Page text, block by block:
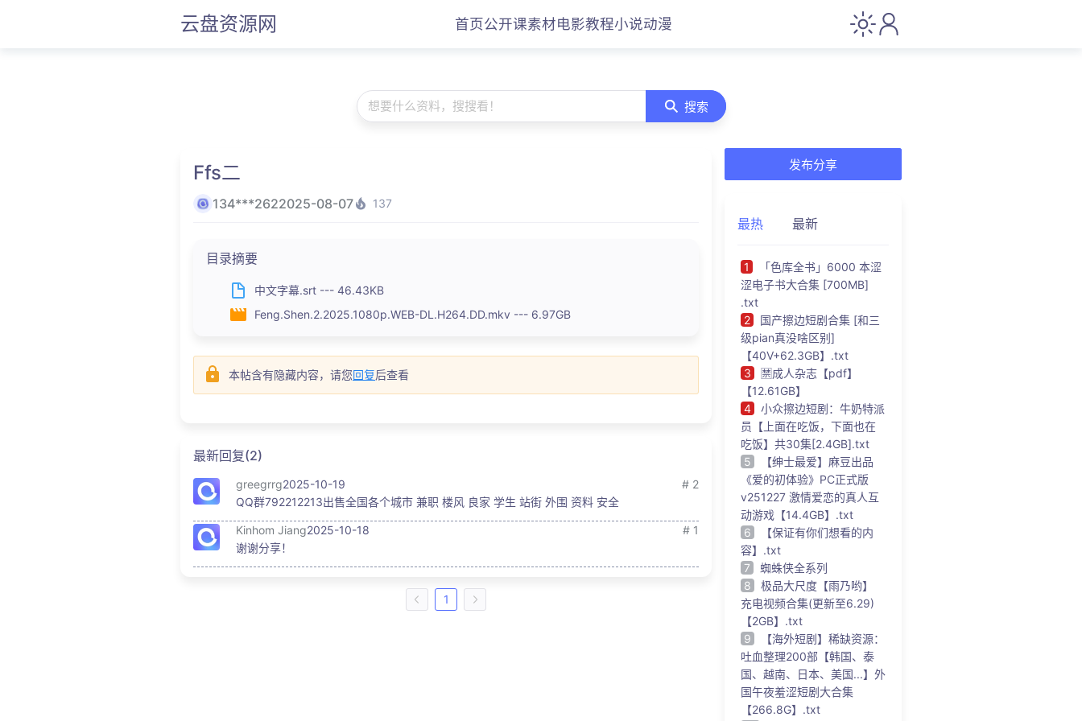
云盘资源网 首页公开课素材电影教程小说动漫
想要什么资料，搜搜看！ 搜索
Ffs二
134***2622025-08-07 137
目录摘要
中文字幕.srt --- 46.43KB
Feng.Shen.2.2025.1080p.WEB-DL.H264.DD.mkv --- 6.97GB
本帖含有隐藏内容，请您回复后查看
最新回复(2)
greegrrg2025-10-19
# 2
QQ群792212213出售全国各个城市 兼职 楼风 良家 学生 站街 外围 资料 安全
Kinhom Jiang2025-10-18
# 1
谢谢分享！
1
发布分享
最热 最新
1
「色库全书」6000 本涩
涩电子书大合集 [700MB]
.txt
2
国产擦边短剧合集 [和三
级pian真没啥区别]
【40V+62.3GB】.txt
3
🈲成人杂志【pdf】
【12.61GB】
4
小众擦边短剧：牛奶特派
员【上面在吃饭，下面也在
吃饭】共30集[2.4GB].txt
5
【绅士最爱】麻豆出品
《爱的初体验》PC正式版
v251227 激情爱恋的真人互
动游戏【14.4GB】.txt
6
【保证有你们想看的内
容】.txt
7
蜘蛛侠全系列
8
极品大尺度【雨乃哟】
充电视频合集(更新至6.29)
【2GB】.txt
9
【海外短剧】稀缺资源：
吐血整理200部【韩国、泰
国、越南、日本、美国...】外
国午夜羞涩短剧大合集
【266.8G】.txt